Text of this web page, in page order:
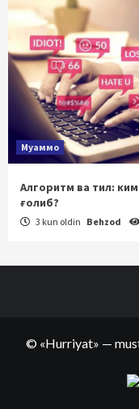
Муаммо
Алгоритм ва тил: ким
ғолиб?
3 kun oldin Behzod
© «Hurriyat» —